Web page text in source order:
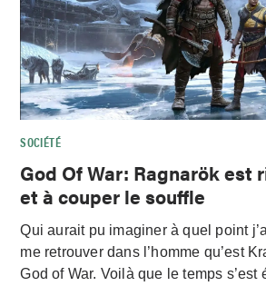
SOCIÉTÉ
God Of War: Ragnarök est
et à couper le souffle
Qui aurait pu imaginer à quel point
me retrouver dans l’homme qu’est
God of War. Voilà que le temps s’est